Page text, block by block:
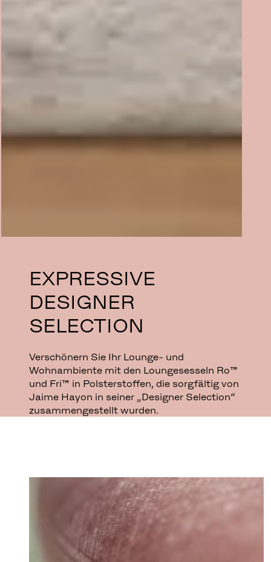
EXPRESSIVE
DESIGNER
SELECTION
Verschönern Sie Ihr Lounge- und
Wohnambiente mit den Loungesesseln Ro™
und Fri™ in Polsterstoffen, die sorgfältig von
Jaime Hayon in seiner „Designer Selection“
zusammengestellt wurden.